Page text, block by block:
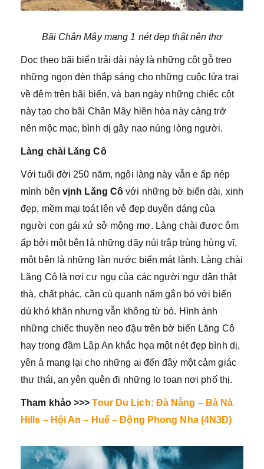
Bãi Chân Mây mang 1 nét đẹp thật nên thơ
Dọc theo bãi biển trải dài này là những cột gỗ treo
những ngọn đèn thắp sáng cho những cuộc lửa trại
về đêm trên bãi biển, và ban ngày những chiếc cột
này tạo cho bãi Chân Mây hiền hòa này càng trở
nên mộc mạc, bình dị gây nao núng lòng người.
Làng chài Lăng Cô
Với tuổi đời 250 năm, ngôi làng này vẫn e ấp nép
mình bên vịnh Lăng Cô với những bờ biển dài, xinh
đẹp, mềm mại toát lên vẻ đẹp duyên dáng của
người con gái xứ sở mộng mơ. Làng chài được ôm
ấp bởi một bên là những dãy núi trập trùng hùng vĩ,
một bên là những làn nước biển mát lành. Làng chài
Lăng Cô là nơi cư ngụ của các người ngư dân thật
thà, chất phác, cần cù quanh năm gắn bó với biển
dù khó khăn nhưng vẫn không từ bỏ. Hình ảnh
những chiếc thuyền neo đậu trên bờ biển Lăng Cô
hay trong đầm Lập An khắc họa một nét đẹp bình dị,
yên ả mang lại cho những ai đến đây một cảm giác
thư thái, an yên quên đi những lo toan nơi phố thị.
Tham khảo >>>Tour Du Lịch: Đà Nẵng – Bà Nà
Hills – Hội An – Huế – Động Phong Nha (4N3Đ)